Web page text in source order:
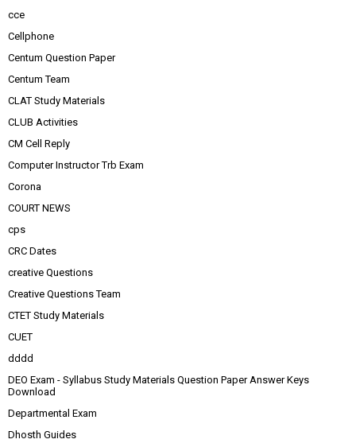
cce
Cellphone
Centum Question Paper
Centum Team
CLAT Study Materials
CLUB Activities
CM Cell Reply
Computer Instructor Trb Exam
Corona
COURT NEWS
cps
CRC Dates
creative Questions
Creative Questions Team
CTET Study Materials
CUET
dddd
DEO Exam - Syllabus Study Materials Question Paper Answer Keys
Download
Departmental Exam
Dhosth Guides